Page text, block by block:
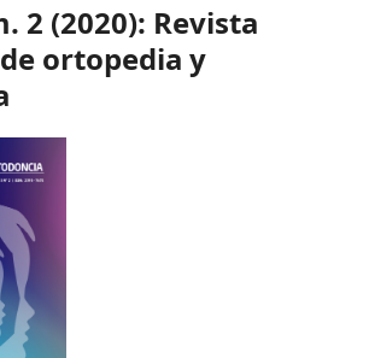
2 (2020): Revista
ortopedia y